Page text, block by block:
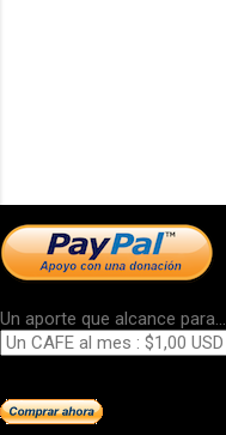
Un aporte que alcance para...